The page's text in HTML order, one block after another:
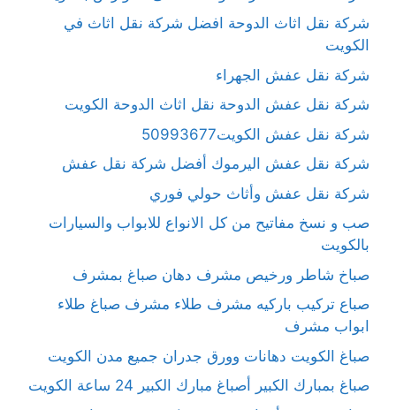
شركة نقل اثاث الدوحة افضل شركة نقل اثاث في
الكويت
شركة نقل عفش الجهراء
شركة نقل عفش الدوحة نقل اثاث الدوحة الكويت
شركة نقل عفش الكويت50993677
شركة نقل عفش اليرموك أفضل شركة نقل عفش
شركة نقل عفش وأثاث حولي فوري
صب و نسخ مفاتيح من كل الانواع للابواب والسيارات
بالكويت
صباخ شاطر ورخيص مشرف دهان صباغ بمشرف
صباع تركيب باركيه مشرف طلاء مشرف صباغ طلاء
ابواب مشرف
صباغ الكويت دهانات وورق جدران جميع مدن الكويت
صباغ بمبارك الكبير أصباغ مبارك الكبير 24 ساعة الكويت